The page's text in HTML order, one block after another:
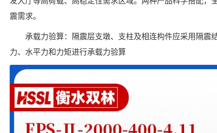
震需求。
承载力验算：隔震层支墩、支柱及相连构件应采用隔震
力、水平力和力矩进行承载力验算